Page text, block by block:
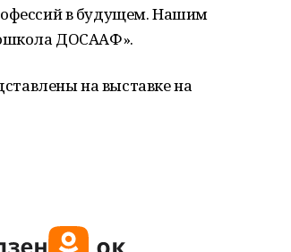
в будущем. Нашим
ДОСААФ».
на выставке на